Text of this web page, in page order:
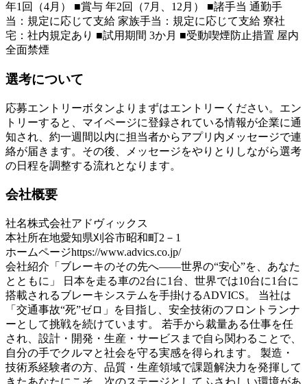
年1回（4月） ■賞与 年2回（7月、12月） ■諸手当 通勤手
当：規定に応じて支給 家族手当：規定に応じて支給 寮社
宅：社内規定あり ■試用期間 3か月 ■受動喫煙防止措置 屋内
全面禁煙
選考について
応募エントリーボタンよりまずはエントリーください。エン
トリーすると、マイページに登録されている情報が企業に通
知され、約一週間以内に担当者からアプリ内メッセージで連
絡が届きます。その後、メッセージをやりとりしながら選考
の日程を調整する流れとなります。
会社概要
社名株式会社アドヴィックス
本社所在地愛知県刈谷市昭和町2－1
ホームページhttps://www.advics.co.jp/
会社紹介 「ブレーキのその先へ――世界の“安心”を、あなた
とともに」 日本を走る車の2台に1台、世界では10台に1台に
搭載されるブレーキシステムを手掛けるADVICS。 当社は
「交通事故“死”ゼロ」を目指し、安全技術のフロントランナ
ーとして挑戦を続けています。 若手から裁量ある仕事を任
され、設計・開発・生産・サービスまで自ら関わることで、
自分の手でクルマと社会を守る実感を得られます。 製造・
技術系経験者の方、品質・生産領域で課題解決力を発揮して